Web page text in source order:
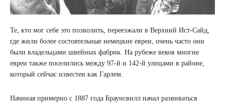
Те, кто мог себе это позволить, переезжали в Верхний Ист-Сайд,
где жили более состоятельные немецкие евреи, очень часто они
были владельцами швейных фабрик. На рубеже веков многие
евреи также поселились между 97-й и 142-й улицами в районе,
который сейчас известен как Гарлем.
Начиная примерно с 1887 года Браунсвилл начал развиваться